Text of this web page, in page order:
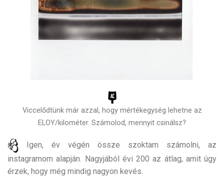
Viccelődtünk már azzal, hogy mértékegység lehetne az
ELOY/kilométer. Számolod, mennyit csinálsz?
Igen, év végén össze szoktam számolni, az
instagramom alapján. Nagyjából évi 200 az átlag, amit úgy
érzek, hogy még mindig nagyon kevés.